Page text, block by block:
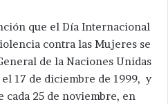
que el Día Internacional
contra las Mujeres se
de la Naciones Unidas
17 de diciembre de 1999, y
cada 25 de noviembre, en